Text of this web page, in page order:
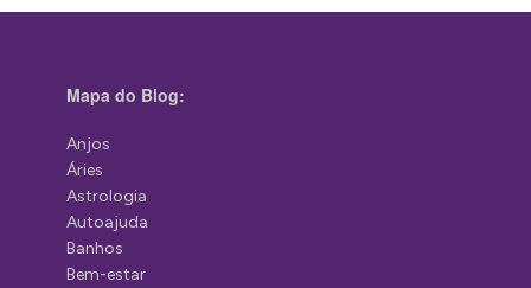
Mapa do Blog:
Anjos
Áries
Astrologia
Autoajuda
Banhos
Bem-estar